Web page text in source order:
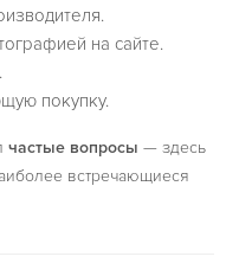
на сайте.
покупку.
частые вопросы — здесь
встречающиеся